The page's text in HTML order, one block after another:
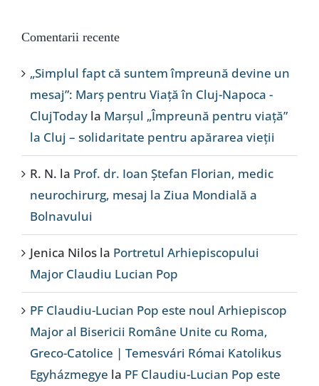
Comentarii recente
„Simplul fapt că suntem împreună devine un
mesaj”: Marș pentru Viață în Cluj-Napoca -
ClujToday la Marșul „Împreună pentru viață”
la Cluj – solidaritate pentru apărarea vieții
R. N. la Prof. dr. Ioan Ștefan Florian, medic
neurochirurg, mesaj la Ziua Mondială a
Bolnavului
Jenica Nilos la Portretul Arhiepiscopului
Major Claudiu Lucian Pop
PF Claudiu-Lucian Pop este noul Arhiepiscop
Major al Bisericii Române Unite cu Roma,
Greco-Catolice | Temesvári Római Katolikus
Egyházmegye la PF Claudiu-Lucian Pop este